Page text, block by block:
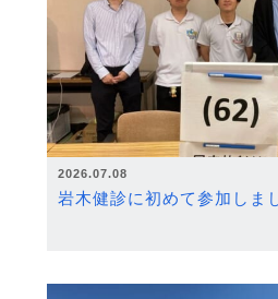
2026.07.08
岩木健診に初めて参加しま